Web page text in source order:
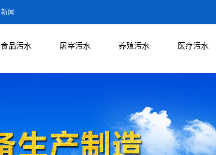
新闻
食品污水 屠宰污水 养殖污水 医疗污水